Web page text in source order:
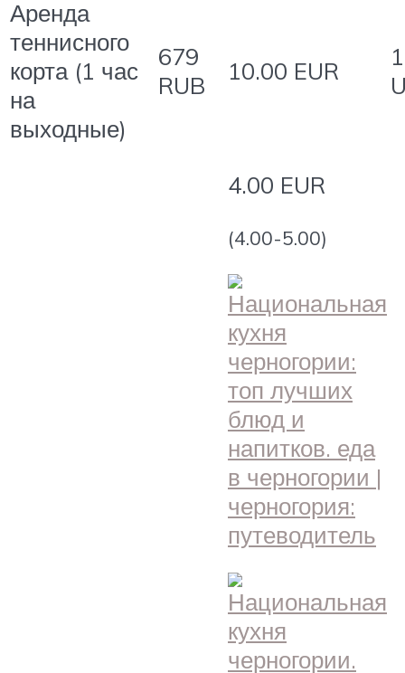
Аренда
теннисного
корта (1 час
на
выходные)
679
RUB
10.00 EUR
4.00 EUR
(4.00-5.00)